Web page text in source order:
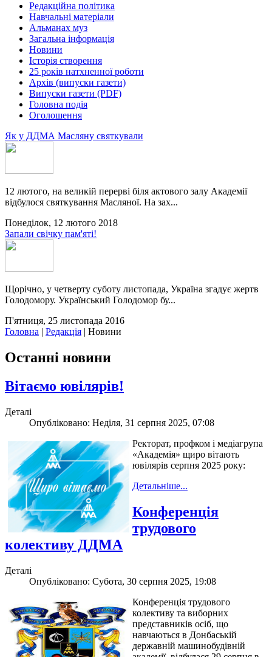
Редакційна політика
Навчальні матеріали
Альманах муз
Загальна інформація
Новини
Історія створення
25 років натхненної роботи
Архів (випуски газети)
Випуски газети (PDF)
Головна подія
Оголошення
Як у ДДМА Масляну святкували
12 лютого, на великій перерві біля актового залу Академії
відбулося святкування Масляної. На зах...
Понеділок, 12 лютого 2018
Запали свічку пам'яті!
Щорічно, у четверту суботу листопада, Україна згадує жертв
Голодомору. Український Голодомор бу...
П'ятниця, 25 листопада 2016
Головна | Редакція | Новини
Останні новини
Вітаємо ювілярів!
Деталі
Опубліковано: Неділя, 31 серпня 2025, 07:08
Ректорат, профком і медіагрупа
«Академія» щиро вітають
ювілярів серпня 2025 року:
Детальніше...
Конференція
трудового
колективу ДДМА
Деталі
Опубліковано: Субота, 30 серпня 2025, 19:08
Конференція трудового
колективу та виборних
представників осіб, що
навчаються в Донбаській
державній машинобудівній